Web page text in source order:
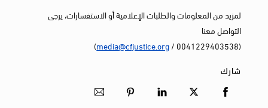
لمزيد من المعلومات والطلبات الإعلامية أو الاستفسارات، يرجى
التواصل معنا
(0041229403538 /
media@cfjustice.org
)
شارك